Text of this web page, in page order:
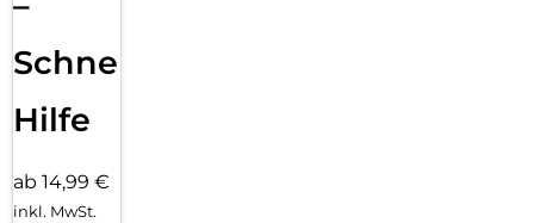
Schnelle
Hilfe
ab 14,99 €
inkl. MwSt.